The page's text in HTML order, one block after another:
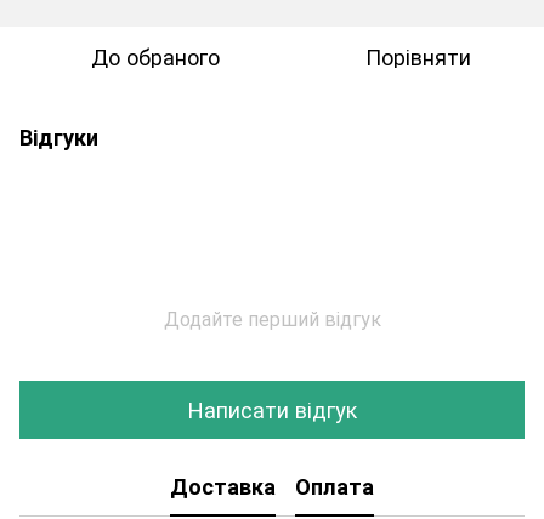
До обраного Порівняти
Відгуки
Додайте перший відгук
Написати відгук
Доставка Оплата